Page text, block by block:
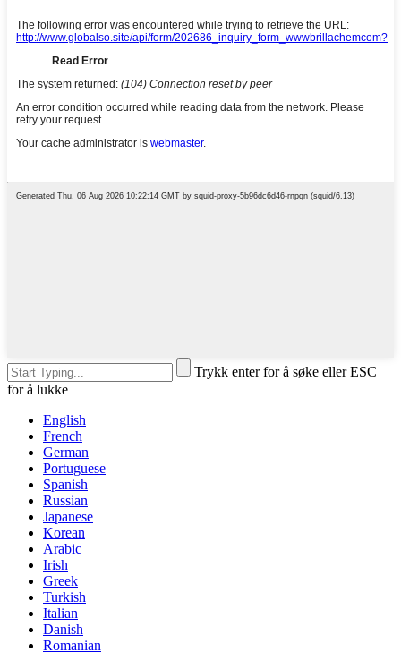
Trykk enter for å søke eller ESC
for å lukke
English
French
German
Portuguese
Spanish
Russian
Japanese
Korean
Arabic
Irish
Greek
Turkish
Italian
Danish
Romanian